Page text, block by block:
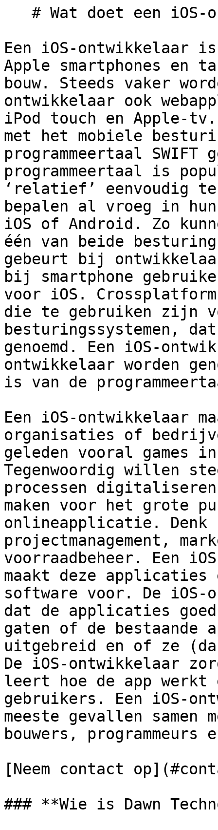
Een iOS-ontwikkelaar
Apple smartphones en
bouw. Steeds vaker
ontwikkelaar ook
iPod touch en Apple-
met het mobiele
programmeertaal SWIFT
programmeertaal is
‘relatief’ eenvoudig
bepalen al vroeg in
iOS of Android. Zo
één van beide
gebeurt bij
bij smartphone
voor iOS.
die te gebruiken zijn
besturingssystemen,
genoemd. Een iOS-
ontwikkelaar worden
is van de
Een iOS-ontwikkelaar
organisaties of
geleden vooral games
Tegenwoordig willen
processen
maken voor het grote
onlineapplicatie.
projectmanagement,
voorraadbeheer. Een
maakt deze
software voor. De
dat de applicaties
gaten of de bestaande
uitgebreid en of ze
De iOS-ontwikkelaar
leert hoe de app werkt
gebruikers. Een iOS-
meeste gevallen samen
bouwers, programmeurs
[Neem contact
### **Wie is Dawn